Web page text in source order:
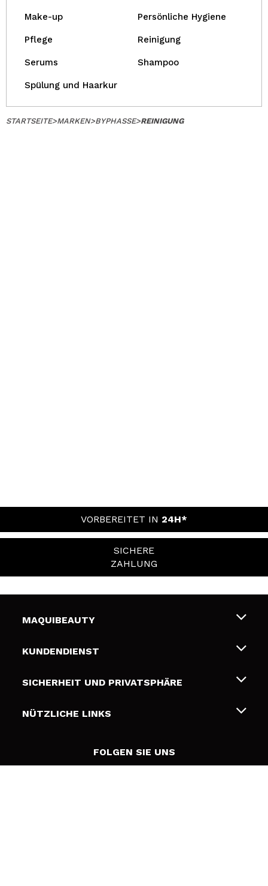
Make-up Persönliche Hygiene
Pflege Reinigung
Serums Shampoo
Spülung und Haarkur
STARTSEITE>MARKEN>BYPHASSE>REINIGUNG
VORBEREITET IN 24H*
SICHERE
ZAHLUNG
MAQUIBEAUTY
Über uns
Geschenkkarten
KUNDENDIENST
Liefer- und Versandkosten
Zahlung
SICHERHEIT UND PRIVATSPHÄRE
Bedingungen und Datenschutz
Online Streitschlichtung (ODR)
NÜTZLICHE LINKS
FOLGEN SIE UNS